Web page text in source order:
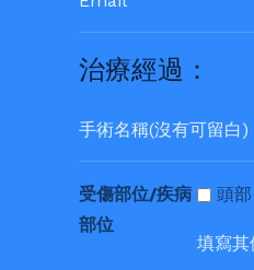
治療經過：
受傷部位/疾病
部位
頭部